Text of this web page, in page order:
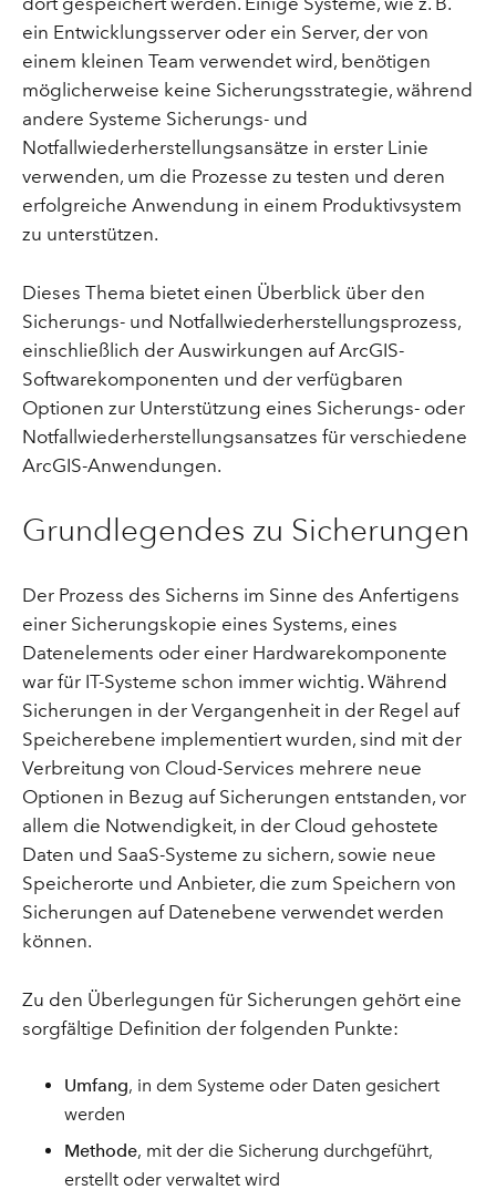
ein Entwicklungsserver oder ein Server, der von
einem kleinen Team verwendet wird, benötigen
möglicherweise keine Sicherungsstrategie, während
andere Systeme Sicherungs- und
Notfallwiederherstellungsansätze in erster Linie
verwenden, um die Prozesse zu testen und deren
erfolgreiche Anwendung in einem Produktivsystem
zu unterstützen.
Dieses Thema bietet einen Überblick über den
Sicherungs- und Notfallwiederherstellungsprozess,
einschließlich der Auswirkungen auf ArcGIS-
Softwarekomponenten und der verfügbaren
Optionen zur Unterstützung eines Sicherungs- oder
Notfallwiederherstellungsansatzes für verschiedene
ArcGIS-Anwendungen.
Grundlegendes zu Sicherungen
Der Prozess des Sicherns im Sinne des Anfertigens
einer Sicherungskopie eines Systems, eines
Datenelements oder einer Hardwarekomponente
war für IT-Systeme schon immer wichtig. Während
Sicherungen in der Vergangenheit in der Regel auf
Speicherebene implementiert wurden, sind mit der
Verbreitung von Cloud-Services mehrere neue
Optionen in Bezug auf Sicherungen entstanden, vor
allem die Notwendigkeit, in der Cloud gehostete
Daten und SaaS-Systeme zu sichern, sowie neue
Speicherorte und Anbieter, die zum Speichern von
Sicherungen auf Datenebene verwendet werden
können.
Zu den Überlegungen für Sicherungen gehört eine
sorgfältige Definition der folgenden Punkte:
Umfang, in dem Systeme oder Daten gesichert
werden
Methode, mit der die Sicherung durchgeführt,
erstellt oder verwaltet wird